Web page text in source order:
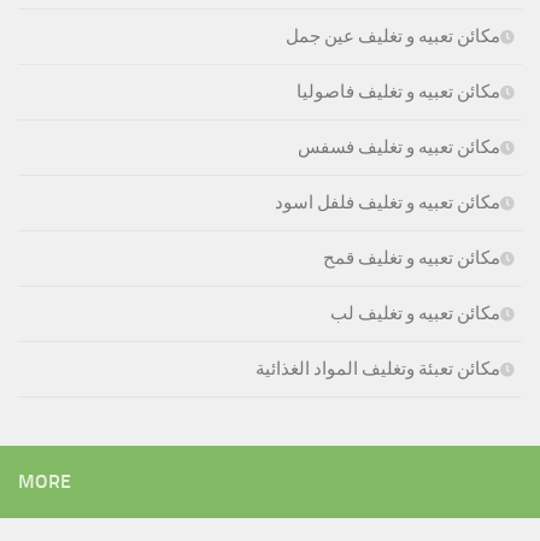
مكائن تعبيه و تغليف عين جمل
مكائن تعبيه و تغليف فاصوليا
مكائن تعبيه و تغليف فسفس
مكائن تعبيه و تغليف فلفل اسود
مكائن تعبيه و تغليف قمح
مكائن تعبيه و تغليف لب
مكائن تعبئة وتغليف المواد الغذائية
MORE